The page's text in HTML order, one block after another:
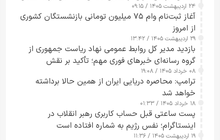
کامل مردم تا ۲۴ ساعت آینده
۲۴ اردیبهشت ۱۴۰۵ / ۰۹:۱۵
آغاز ثبت‌نام وام ۷۵ میلیون تومانی بازنشستگان کشوری
از امروز
۲۹ اردیبهشت ۱۴۰۵ / ۱۳:۴۲
بازدید مدیر کل روابط عمومی نهاد ریاست جمهوری از
گروه رسانه‌ای خبرهای فوری مهم؛ تأکید بر نقش
رسانه‌های هوشمند و مسئول در ارتقای آگاهی عمومی
۰۸ خرداد ۱۴۰۵ / ۱۹:۰۸
ترامپ: محاصره دریایی ایران از همین حالا برداشته
خواهد شد
۱۸ خرداد ۱۴۰۵ / ۰۱:۳۳
پست ساعتی قبل حساب کاربری رهبر انقلاب در
اینستاگرام؛ نفس رژیم به شماره افتاده است​
۱۹ اردیبهشت ۱۴۰۵ / ۱۱:۳۶